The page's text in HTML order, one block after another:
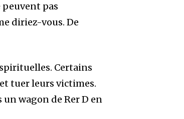
pas
diriez-vous. De
Certains
tuer leurs victimes.
un wagon de Rer D en